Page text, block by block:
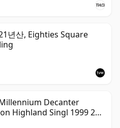
년산, Eighties Square
Decanter
Highland Singl 1999 25